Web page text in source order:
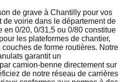
de grave à Chantilly pour vos
de voirie dans le département de
en 0/20, 0/31,5 ou 0/80 constitue
les plateformes de chantier,
de forme routières. Notre
garantit un
camion-benne directement sur
de notre réseau de carrières